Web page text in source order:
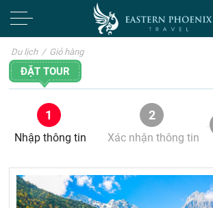
Du lịch / Giỏ hàng
ĐẶT TOUR
1
Nhập thông tin
2
Xác nhận thông tin